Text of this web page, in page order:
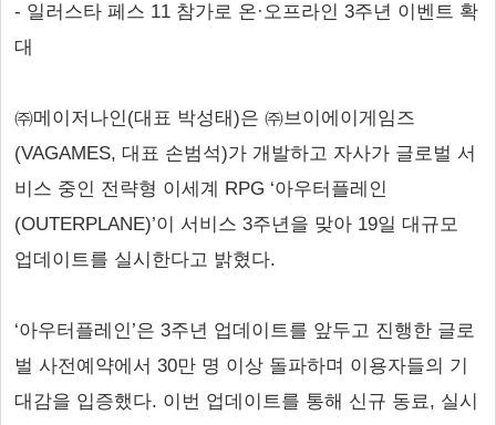
- 일러스타 페스 11 참가로 온·오프라인 3주년 이벤트 확
대
㈜메이저나인(대표 박성태)은 ㈜브이에이게임즈
(VAGAMES, 대표 손범석)가 개발하고 자사가 글로벌 서
비스 중인 전략형 이세계 RPG ‘아우터플레인
(OUTERPLANE)’이 서비스 3주년을 맞아 19일 대규모
업데이트를 실시한다고 밝혔다.
‘아우터플레인’은 3주년 업데이트를 앞두고 진행한 글로
벌 사전예약에서 30만 명 이상 돌파하며 이용자들의 기
대감을 입증했다. 이번 업데이트를 통해 신규 동료, 실시